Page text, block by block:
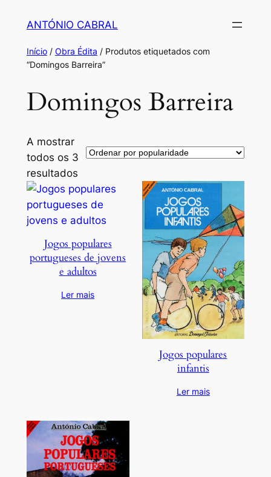
conteúdo
ANTÓNIO CABRAL
Início/ Obra Édita / Produtos etiquetados com
“Domingos Barreira”
Domingos Barreira
A mostrar
todos os 3
resultadosOrdenado
por
popularidade
Jogos populares
portugueses de jovens
e adultos
Ler mais
Jogos populares
infantis
Ler mais